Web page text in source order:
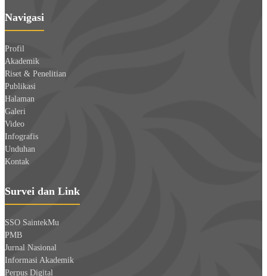
Navigasi
Profil
Akademik
Riset & Penelitian
Publikasi
Halaman
Galeri
Video
Infografis
Unduhan
Kontak
Survei dan Link
SSO SaintekMu
PMB
Jurnal Nasional
Informasi Akademik
Perpus Digital